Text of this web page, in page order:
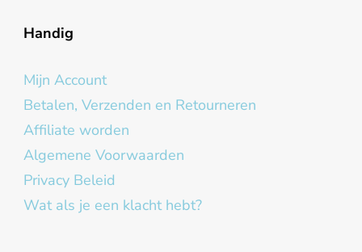
Handig
Mijn Account
Betalen, Verzenden en Retourneren
Affiliate worden
Algemene Voorwaarden
Privacy Beleid
Wat als je een klacht hebt?